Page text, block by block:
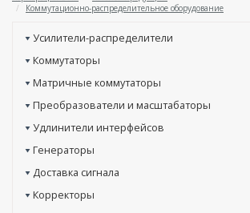
Коммутационно-распределительное оборудование
Усилители-распределители
Коммутаторы
Матричные коммутаторы
Преобразователи и масштабаторы
Удлинители интерфейсов
Генераторы
Доставка сигнала
Корректоры